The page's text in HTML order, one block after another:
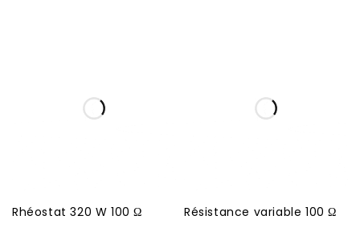
Rhéostat 320 W 100 Ω Résistance variable 100 Ω